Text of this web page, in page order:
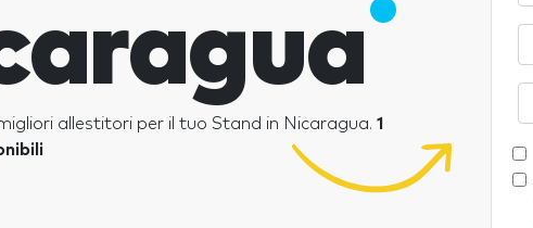
allestitori per il tuo Stand in Nicaragua. 1